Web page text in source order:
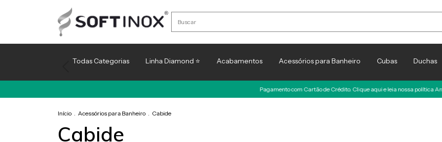
Todas Categorias Linha Diamond ⭐ Acabamentos Acessórios para Banheiro Cubas Duchas
Pagamento com Cartão de Crédito. Clique aqui e leia nossa política Antifraude
Início . Acessórios para Banheiro . Cabide
Cabide